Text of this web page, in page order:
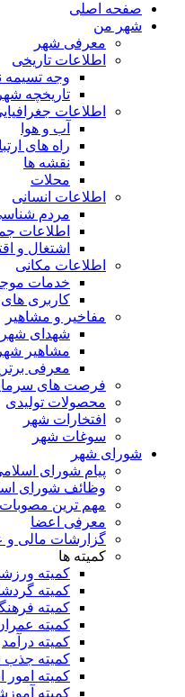
صفحه اصلی
شهر من
معرفی شهر
اطلاعات تاریخی
وجه تسیمه
تاریخچه شهر
اطلاعات
آب و هوا
راه های
نقشه ها
محلات
اطلاعات انسانی
مردم
اطلاعات
اشتغال و
اطلاعات مکانی
خدمات
کاربری
مفاخیر و مشاهیر
شهدای شهر
مشاهیر شهر
معرفی
فرصت های
محصولات تولیدی
افتخارات شهر
سوغات شهر
شورای شهر
پیام شورای
وظائف شورای
مهم ترین مصوبات
معرفی اعضا
گزارشات مالی و
کمیته ها
کمیته
کمیته
کمیته
کمیته
کمیته درآمد
کمیته جذب
کمیته امور
کمیته